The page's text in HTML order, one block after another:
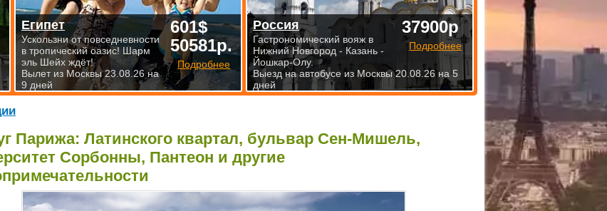
Парижа: Латинского квартал, бульвар Сен-Мишель,
Сорбонны, Пантеон и другие
601$
50581р.
Подробнее
Египет
Ускользни от повседневности
в тропический оазис! Шарм
эль Шейх ждёт!
Вылет из Москвы 23.08.26 на
9 дней
37900р
Подробнее
Россия
Гастрономический вояж в
Нижний Новгород - Казань -
Йошкар-Олу.
Выезд на автобусе из Москвы 20.08.26 на 5
дней